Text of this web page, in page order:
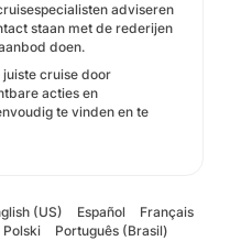
adviseren
staan met de rederijen
doen.
cruise door
acties en
te vinden en te
(US) Español
Français
Polski Português (Brasil)